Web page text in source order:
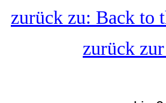
zurück zu: Back to
zurück